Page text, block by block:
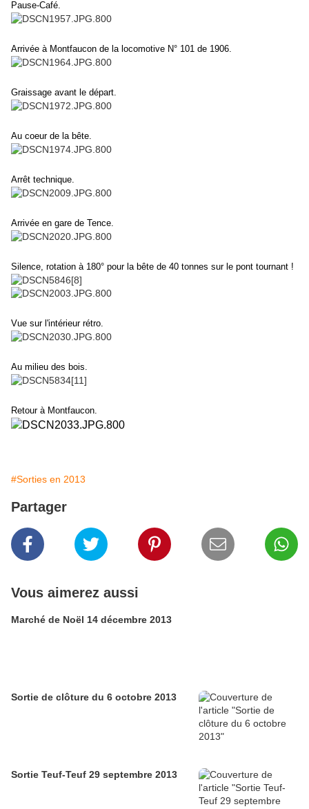
Pause-Café.
Arrivée à Montfaucon de la locomotive N° 101 de 1906.
Graissage avant le départ.
Au coeur de la bête.
Arrêt technique.
Arrivée en gare de Tence.
Silence, rotation à 180° pour la bête de 40 tonnes sur le pont tournant !
Vue sur l'intérieur rétro.
Au milieu des bois.
Retour à Montfaucon.
#Sorties en 2013
Partager
Vous aimerez aussi
Marché de Noël 14 décembre 2013
Sortie de clôture du 6 octobre 2013
Sortie Teuf-Teuf 29 septembre 2013